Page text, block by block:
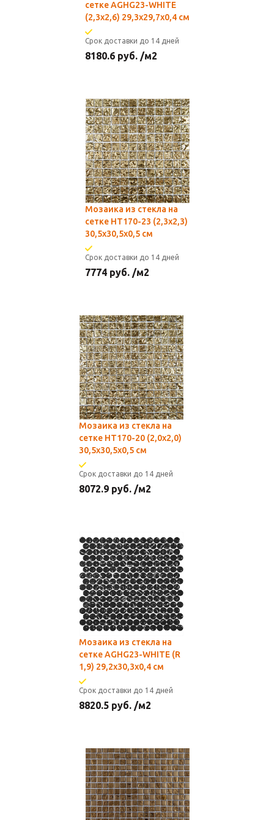
сетке AGHG23-WHITE
(2,3x2,6) 29,3х29,7x0,4 см
Срок доставки до 14 дней
8180.6 руб. /м2
Мозаика из стекла на
сетке HT170-23 (2,3x2,3)
30,5х30,5x0,5 см
Срок доставки до 14 дней
7774 руб. /м2
Мозаика из стекла на
сетке HT170-20 (2,0x2,0)
30,5х30,5x0,5 см
Срок доставки до 14 дней
8072.9 руб. /м2
Мозаика из стекла на
сетке AGHG23-WHITE (R
1,9) 29,2х30,3x0,4 см
Срок доставки до 14 дней
8820.5 руб. /м2